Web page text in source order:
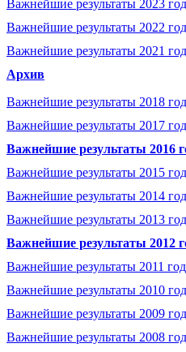
Важнейшие результаты 2023
Важнейшие результаты 2022
Важнейшие результаты 2021
Архив
Важнейшие результаты 2018
Важнейшие результаты 2017
Важнейшие результаты 2016
Важнейшие результаты 2015
Важнейшие результаты 2014
Важнейшие результаты 2013
Важнейшие результаты 2012
Важнейшие результаты 2011
Важнейшие результаты 2010
Важнейшие результаты 2009
Важнейшие результаты 2008